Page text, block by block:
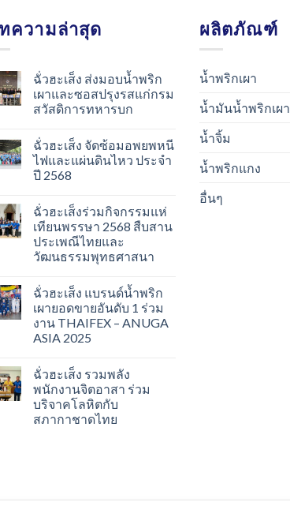
ความล่าสุด
ฉั่วฮะเส็ง ส่งมอบน้ำพริก
เผาและซอสปรุงรสแก่กรม
สวัสดิการทหารบก
ฉั่วฮะเส็ง จัดซ้อมอพยพหนี
ไฟและแผ่นดินไหว ประจำ
ปี 2568
ฉั่วฮะเส็งร่วมกิจกรรมแห่
เทียนพรรษา 2568 สืบสาน
ประเพณีไทยและ
วัฒนธรรมพุทธศาสนา
ฉั่วฮะเส็ง แบรนด์น้ำพริก
เผายอดขายอันดับ 1 ร่วม
งาน THAIFEX – ANUGA
ASIA 2025
ฉั่วฮะเส็ง รวมพลัง
พนักงานจิตอาสา ร่วม
บริจาคโลหิตกับ
สภากาชาดไทย
ผลิตภัณฑ์
น้ำพริกเผา
น้ำมันน้ำพริกเผา
น้ำจิ้ม
น้ำพริกแกง
อื่นๆ